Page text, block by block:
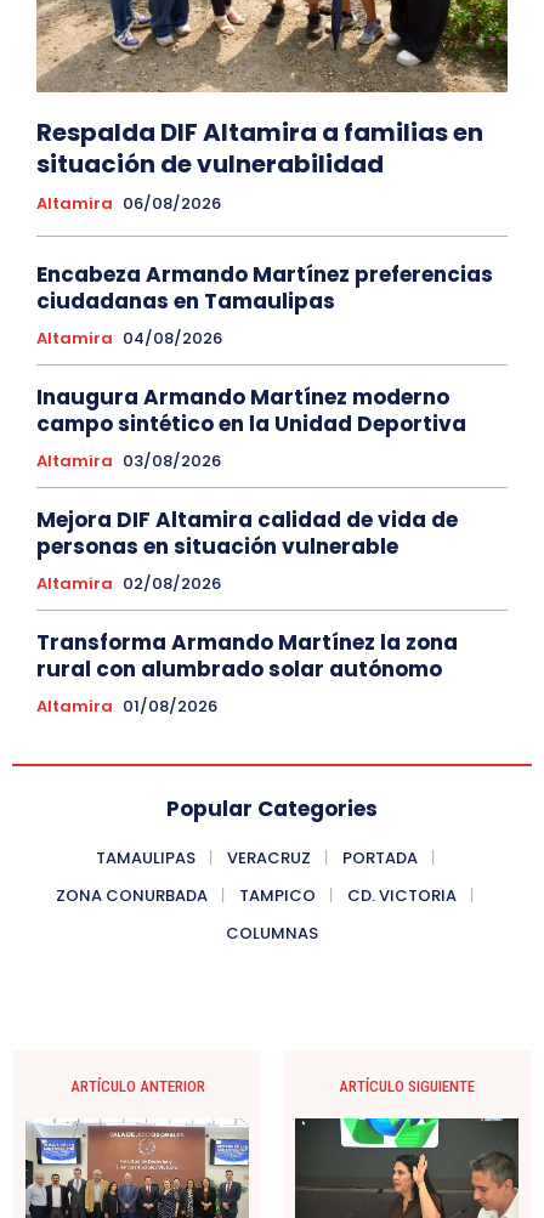
Respalda DIF Altamira a familias en
situación de vulnerabilidad
Altamira 06/08/2026
Encabeza Armando Martínez preferencias
ciudadanas en Tamaulipas
Altamira 04/08/2026
Inaugura Armando Martínez moderno
campo sintético en la Unidad Deportiva
Altamira 03/08/2026
Mejora DIF Altamira calidad de vida de
personas en situación vulnerable
Altamira 02/08/2026
Transforma Armando Martínez la zona
rural con alumbrado solar autónomo
Altamira 01/08/2026
Popular Categories
TAMAULIPAS VERACRUZ
PORTADA
ZONA CONURBADA
TAMPICO
CD. VICTORIA
COLUMNAS
ARTÍCULO ANTERIOR ARTÍCULO SIGUIENTE